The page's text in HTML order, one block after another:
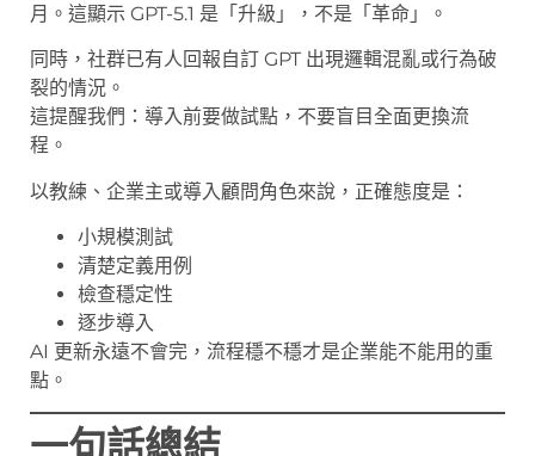
月。這顯示 GPT-5.1 是「升級」，不是「革命」。
同時，社群已有人回報自訂 GPT 出現邏輯混亂或行為破
裂的情況。
這提醒我們：導入前要做試點，不要盲目全面更換流
程。
以教練、企業主或導入顧問角色來說，正確態度是：
小規模測試
清楚定義用例
檢查穩定性
逐步導入
AI 更新永遠不會完，流程穩不穩才是企業能不能用的重
點。
一句話總結